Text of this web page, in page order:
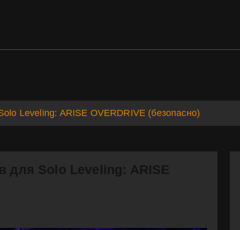
Leveling: ARISE OVERDRIVE (безопасно)
для Solo Leveling: ARISE